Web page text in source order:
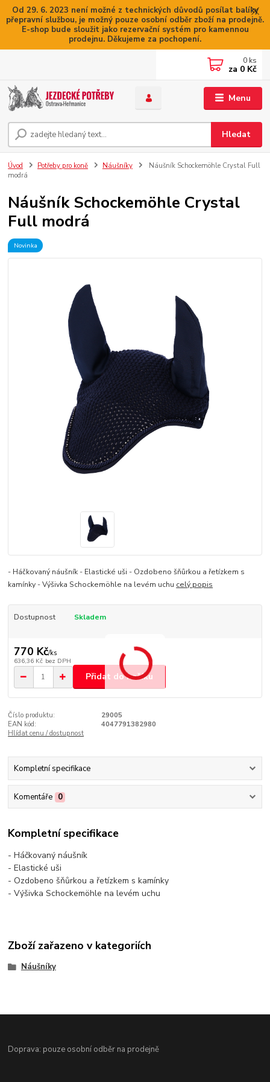
Od 29. 6. 2023 není možné z technických důvodů posílat balíky
přepravní službou, je možný pouze osobní odběr zboží na prodejně.
E-shop bude sloužit jako rezervační systém pro kamennou
prodejnu. Děkujeme za pochopení.
Menu
Hledat
0 ks
za 0 Kč
Úvod Potřeby pro koně Náušníky
Náušník Schockemöhle Crystal Full
modrá
Náušník Schockemöhle Crystal
Full modrá
Novinka
- Háčkovaný náušník - Elastické uši - Ozdobeno šňůrkou a řetízkem s
kamínky - Výšivka Schockemöhle na levém uchu celý popis
Dostupnost Skladem
770 Kč/ks
636,36 Kč bez DPH
Přidat do košíku
Číslo produktu:
29005
EAN kód:
4047791382980
Hlídat cenu / dostupnost
Kompletní specifikace
Komentáře 0
Kompletní specifikace
- Háčkovaný náušník
- Elastické uši
- Ozdobeno šňůrkou a řetízkem s kamínky
- Výšivka Schockemöhle na levém uchu
Zboží zařazeno v kategoriích
Náušníky
Doprava: pouze osobní odběr na prodejně